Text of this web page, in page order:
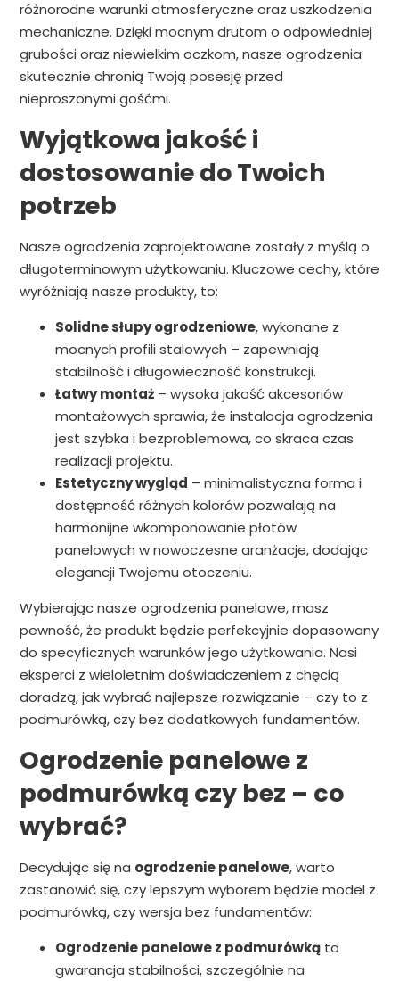
różnorodne warunki atmosferyczne oraz uszkodzenia
mechaniczne. Dzięki mocnym drutom o odpowiedniej
grubości oraz niewielkim oczkom, nasze ogrodzenia
skutecznie chronią Twoją posesję przed
nieproszonymi gośćmi.
Wyjątkowa jakość i
dostosowanie do Twoich
potrzeb
Nasze ogrodzenia zaprojektowane zostały z myślą o
długoterminowym użytkowaniu. Kluczowe cechy, które
wyróżniają nasze produkty, to:
Solidne słupy ogrodzeniowe, wykonane z
mocnych profili stalowych – zapewniają
stabilność i długowieczność konstrukcji.
Łatwy montaż– wysoka jakość akcesoriów
montażowych sprawia, że instalacja ogrodzenia
jest szybka i bezproblemowa, co skraca czas
realizacji projektu.
Estetyczny wygląd – minimalistyczna forma i
dostępność różnych kolorów pozwalają na
harmonijne wkomponowanie płotów
panelowych w nowoczesne aranżacje, dodając
elegancji Twojemu otoczeniu.
Wybierając nasze ogrodzenia panelowe, masz
pewność, że produkt będzie perfekcyjnie dopasowany
do specyficznych warunków jego użytkowania. Nasi
eksperci z wieloletnim doświadczeniem z chęcią
doradzą, jak wybrać najlepsze rozwiązanie – czy to z
podmurówką, czy bez dodatkowych fundamentów.
Ogrodzenie panelowe z
podmurówką czy bez – co
wybrać?
Decydując się na ogrodzenie panelowe, warto
zastanowić się, czy lepszym wyborem będzie model z
podmurówką, czy wersja bez fundamentów:
Ogrodzenie panelowe z podmurówkąto
gwarancja stabilności, szczególnie na